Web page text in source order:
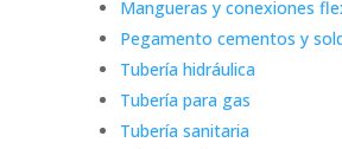
Mangueras y conexiones
Pegamento cementos y
Tubería hidráulica
Tubería para gas
Tubería sanitaria